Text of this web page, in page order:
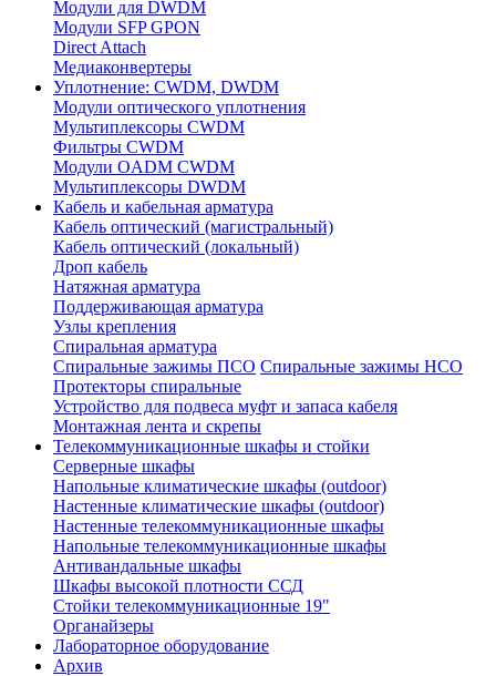
Модули для DWDM
Модули SFP GPON
Direct Attach
Медиаконвертеры
Уплотнение: CWDM, DWDM
Модули оптического уплотнения
Мультиплексоры CWDM
Фильтры CWDM
Модули OADM CWDM
Мультиплексоры DWDM
Кабель и кабельная арматура
Кабель оптический (магистральный)
Кабель оптический (локальный)
Дроп кабель
Натяжная арматура
Поддерживающая арматура
Узлы крепления
Спиральная арматура
Спиральные зажимы ПСО Спиральные зажимы НСО
Протекторы спиральные
Устройство для подвеса муфт и запаса кабеля
Монтажная лента и скрепы
Телекоммуникационные шкафы и стойки
Серверные шкафы
Напольные климатические шкафы (outdoor)
Настенные климатические шкафы (outdoor)
Настенные телекоммуникационные шкафы
Напольные телекоммуникационные шкафы
Антивандальные шкафы
Шкафы высокой плотности ССД
Стойки телекоммуникационные 19"
Органайзеры
Лабораторное оборудование
Архив